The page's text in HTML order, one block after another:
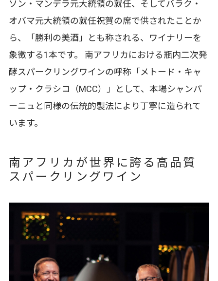
ソン・マンデラ元大統領の就任、そしてバラク・
オバマ元大統領の就任祝賀の席で供されたことか
ら、「勝利の美酒」とも称される、ワイナリーを
象徴する1本です。 南アフリカにおける瓶内二次発
酵スパークリングワインの呼称「メトード・キャ
ップ・クラシコ（MCC）」として、本場シャンパ
ーニュと同様の伝統的製法により丁寧に造られて
います。
南アフリカが世界に誇る高品質
スパークリングワイン